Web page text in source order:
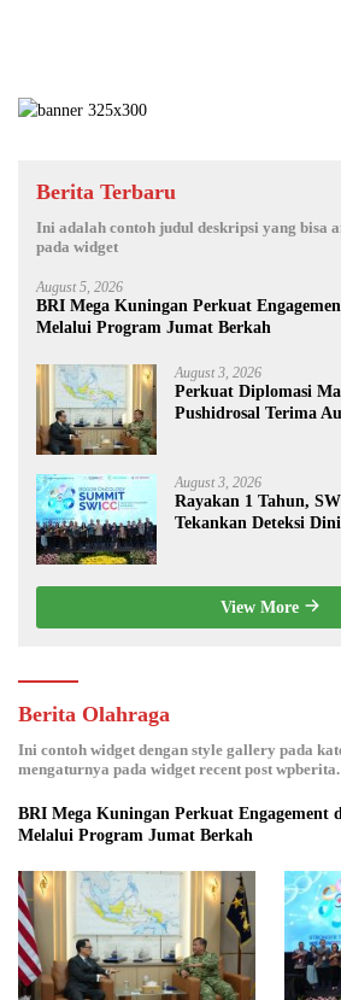
Berita Terbaru
Ini adalah contoh judul deskripsi yang bisa
pada widget
August 5, 2026
BRI Mega Kuningan Perkuat
Melalui Program Jumat Berkah
August 3, 2026
Perkuat Diplomasi
Pushidrosal Terima
August 3, 2026
Rayakan 1 Tahun,
Tekankan Deteksi
View More
Berita Olahraga
Ini contoh widget dengan style gallery pada
mengaturnya pada widget recent post wpberita.
BRI Mega Kuningan Perkuat Engagement
Melalui Program Jumat Berkah